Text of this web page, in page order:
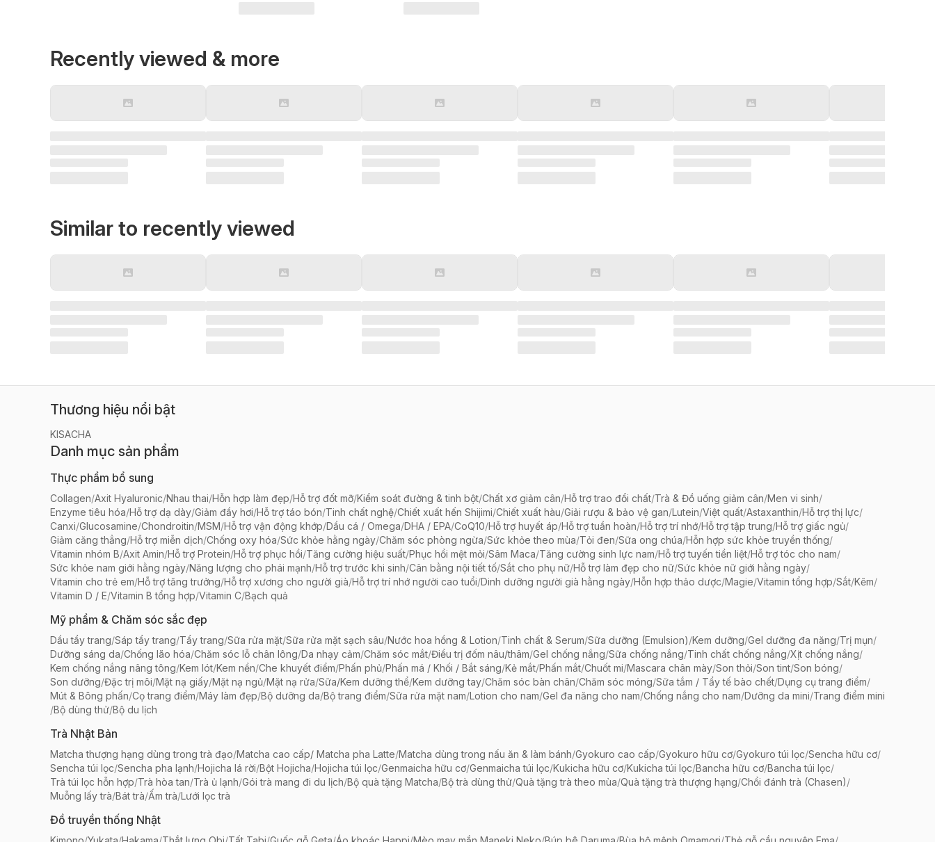
Recently viewed & more
Similar to recently viewed
Thương hiệu nổi bật
KISACHA
Danh mục sản phẩm
Thực phẩm bổ sung
Collagen/Axit Hyaluronic/Nhau thai/Hỗn hợp làm đẹp/Hỗ trợ đốt mỡ/Kiểm soát đường & tinh bột/Chất xơ giảm cân/Hỗ trợ trao đổi chất/Trà & Đồ uống giảm cân/Men vi sinh/
Enzyme tiêu hóa/Hỗ trợ dạ dày/Giảm đầy hơi/Hỗ trợ táo bón/Tinh chất nghệ/Chiết xuất hến Shijimi/Chiết xuất hàu/Giải rượu & bảo vệ gan/Lutein/Việt quất/Astaxanthin/Hỗ trợ thị lực/
Canxi/Glucosamine/Chondroitin/MSM/Hỗ trợ vận động khớp/Dầu cá / Omega/DHA / EPA/CoQ10/Hỗ trợ huyết áp/Hỗ trợ tuần hoàn/Hỗ trợ trí nhớ/Hỗ trợ tập trung/Hỗ trợ giấc ngủ/
Giảm căng thẳng/Hỗ trợ miễn dịch/Chống oxy hóa/Sức khỏe hằng ngày/Chăm sóc phòng ngừa/Sức khỏe theo mùa/Tỏi đen/Sữa ong chúa/Hỗn hợp sức khỏe truyền thống/
Vitamin nhóm B/Axit Amin/Hỗ trợ Protein/Hỗ trợ phục hồi/Tăng cường hiệu suất/Phục hồi mệt mỏi/Sâm Maca/Tăng cường sinh lực nam/Hỗ trợ tuyến tiền liệt/Hỗ trợ tóc cho nam/
Sức khỏe nam giới hằng ngày/Năng lượng cho phái mạnh/Hỗ trợ trước khi sinh/Cân bằng nội tiết tố/Sắt cho phụ nữ/Hỗ trợ làm đẹp cho nữ/Sức khỏe nữ giới hằng ngày/
Vitamin cho trẻ em/Hỗ trợ tăng trưởng/Hỗ trợ xương cho người già/Hỗ trợ trí nhớ người cao tuổi/Dinh dưỡng người già hằng ngày/Hỗn hợp thảo dược/Magie/Vitamin tổng hợp/Sắt/Kẽm/
Vitamin D / E/Vitamin B tổng hợp/Vitamin C/Bạch quả
Mỹ phẩm & Chăm sóc sắc đẹp
Dầu tẩy trang/Sáp tẩy trang/Tẩy trang/Sữa rửa mặt/Sữa rửa mặt sạch sâu/Nước hoa hồng & Lotion/Tinh chất & Serum/Sữa dưỡng (Emulsion)/Kem dưỡng/Gel dưỡng đa năng/Trị mụn/
Dưỡng sáng da/Chống lão hóa/Chăm sóc lỗ chân lông/Da nhạy cảm/Chăm sóc mắt/Điều trị đốm nâu/thâm/Gel chống nắng/Sữa chống nắng/Tinh chất chống nắng/Xịt chống nắng/
Kem chống nắng nâng tông/Kem lót/Kem nền/Che khuyết điểm/Phấn phủ/Phấn má / Khối / Bắt sáng/Kẻ mắt/Phấn mắt/Chuốt mi/Mascara chân mày/Son thỏi/Son tint/Son bóng/
Son dưỡng/Đặc trị môi/Mặt nạ giấy/Mặt nạ ngủ/Mặt nạ rửa/Sữa/Kem dưỡng thể/Kem dưỡng tay/Chăm sóc bàn chân/Chăm sóc móng/Sữa tắm / Tẩy tế bào chết/Dụng cụ trang điểm/
Mút & Bông phấn/Cọ trang điểm/Máy làm đẹp/Bộ dưỡng da/Bộ trang điểm/Sữa rửa mặt nam/Lotion cho nam/Gel đa năng cho nam/Chống nắng cho nam/Dưỡng da mini/Trang điểm mini
/Bộ dùng thử/Bộ du lịch
Trà Nhật Bản
Matcha thượng hạng dùng trong trà đạo/Matcha cao cấp/ Matcha pha Latte/Matcha dùng trong nấu ăn & làm bánh/Gyokuro cao cấp/Gyokuro hữu cơ/Gyokuro túi lọc/Sencha hữu cơ/
Sencha túi lọc/Sencha pha lạnh/Hojicha lá rời/Bột Hojicha/Hojicha túi lọc/Genmaicha hữu cơ/Genmaicha túi lọc/Kukicha hữu cơ/Kukicha túi lọc/Bancha hữu cơ/Bancha túi lọc/
Trà túi lọc hỗn hợp/Trà hòa tan/Trà ủ lạnh/Gói trà mang đi du lịch/Bộ quà tặng Matcha/Bộ trà dùng thử/Quà tặng trà theo mùa/Quà tặng trà thượng hạng/Chổi đánh trà (Chasen)/
Muỗng lấy trà/Bát trà/Ấm trà/Lưới lọc trà
Đồ truyền thống Nhật